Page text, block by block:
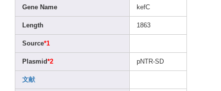
Gene Name kefC
Length 1863
Source*1
Plasmid*2 pNTR-SD
文献